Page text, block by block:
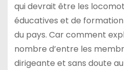
qui devrait être les
éducatives et de
du pays. Car comment
nombre d’entre les
dirigeante et sans doute